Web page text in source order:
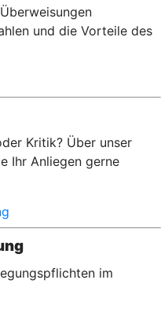
und die Vorteile des
Kritik? Über unser
Ihr Anliegen gerne
im